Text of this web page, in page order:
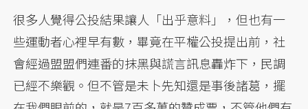
很多人覺得公投結果讓人「出乎意料」，但也有一
些運動者心裡早有數，畢竟在平權公投提出前，社
會經過盟盟們連番的抹黑與謊言訊息轟炸下，民調
已經不樂觀。但不管是未卜先知還是事後諸葛，擺